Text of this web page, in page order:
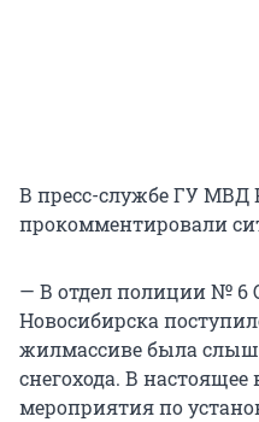
В пресс-службе ГУ МВД
прокомментировали
— В отдел полиции № 6
Новосибирска
жилмассиве была
снегохода. В
мероприятия по